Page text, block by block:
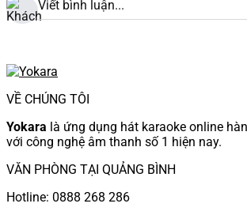
Viết bình luận...
VỀ CHÚNG TÔI
Yokara là ứng dụng hát karaoke online
với công nghệ âm thanh số 1 hiện nay.
VĂN PHÒNG TẠI QUẢNG BÌNH
Hotline: 0888 268 286